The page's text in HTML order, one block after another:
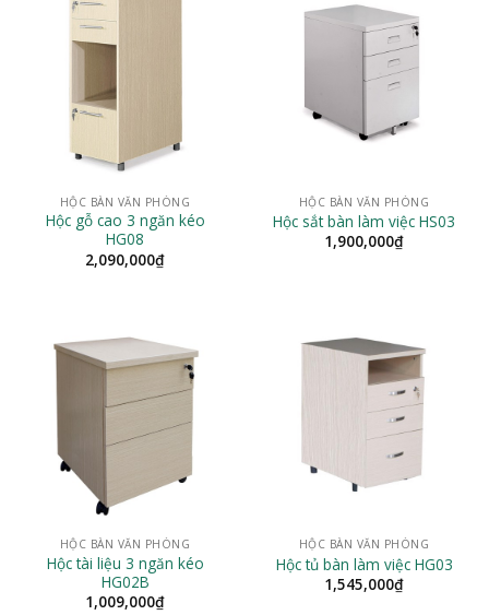
HỘC BÀN VĂN PHÒNG
Hộc gỗ cao 3 ngăn kéo
HG08
2,090,000₫
HỘC BÀN VĂN PHÒNG
Hộc sắt bàn làm việc HS03
1,900,000₫
HỘC BÀN VĂN PHÒNG
Hộc tài liệu 3 ngăn kéo
HG02B
1,009,000₫
HỘC BÀN VĂN PHÒNG
Hộc tủ bàn làm việc HG03
1,545,000₫